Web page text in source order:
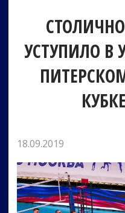
УСТУПИЛО В
18.09.2019